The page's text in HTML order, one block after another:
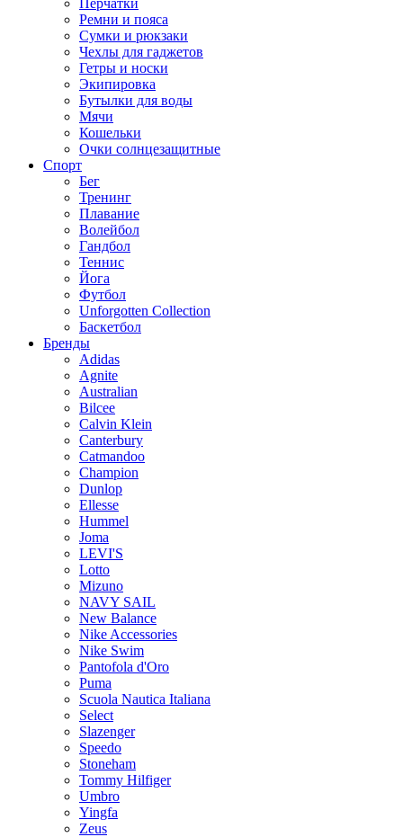
Ремни и пояса
Сумки и рюкзаки
Чехлы для гаджетов
Гетры и носки
Экипировка
Бутылки для воды
Мячи
Кошельки
Очки солнцезащитные
Спорт
Бег
Тренинг
Плавание
Волейбол
Гандбол
Теннис
Йога
Футбол
Unforgotten Collection
Баскетбол
Бренды
Adidas
Agnite
Australian
Bilcee
Calvin Klein
Canterbury
Catmandoo
Champion
Dunlop
Ellesse
Hummel
Joma
LEVI'S
Lotto
Mizuno
NAVY SAIL
New Balance
Nike Accessories
Nike Swim
Pantofola d'Oro
Puma
Scuola Nautica Italiana
Select
Slazenger
Speedo
Stoneham
Tommy Hilfiger
Umbro
Yingfa
Zeus